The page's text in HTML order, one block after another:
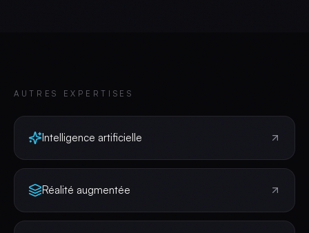
AUTRES EXPERTISES
Intelligence artificielle
Réalité augmentée